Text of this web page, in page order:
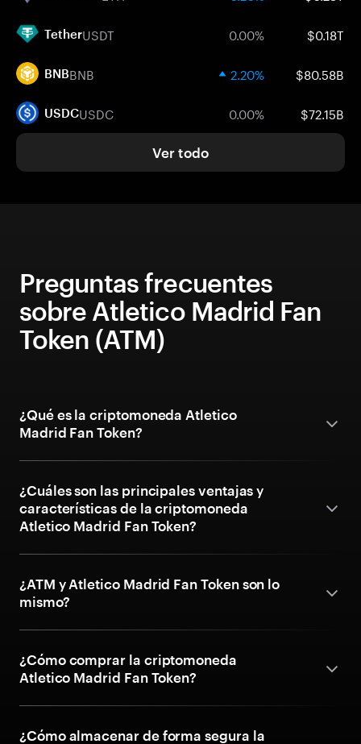
TetherUSDT 0.00% $0.18T
BNBBNB 2.20% $80.58B
USDCUSDC 0.00% $72.15B
Ver todo
Preguntas frecuentes
sobre Atletico Madrid Fan
Token (ATM)
¿Qué es la criptomoneda Atletico
Madrid Fan Token?
¿Cuáles son las principales ventajas y
características de la criptomoneda
Atletico Madrid Fan Token?
¿ATM y Atletico Madrid Fan Token son lo
mismo?
¿Cómo comprar la criptomoneda
Atletico Madrid Fan Token?
¿Cómo almacenar de forma segura la